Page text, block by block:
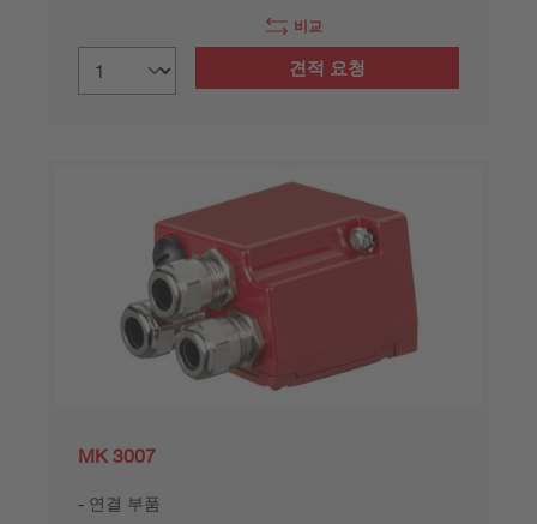
비교
견적 요청
MK 3007
연결 부품